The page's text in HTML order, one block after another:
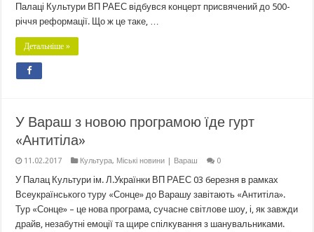
Палаці Культури ВП РАЕС відбувся концерт присвячений до 500-
річчя реформації. Що ж це таке, …
Детальніше »
У Вараш з новою програмою їде гурт
«Антитіла»
11.02.2017 Культура, Міські новини | Вараш 0
У Палац Культури ім. Л.Українки ВП РАЕС 03 березня в рамках
Всеукраїнського туру «Сонце» до Варашу завітають «Антитіла».
Тур «Сонце» – це нова програма, сучасне світлове шоу, і, як завжди
драйв, незабутні емоції та щире спілкування з шанувальниками.